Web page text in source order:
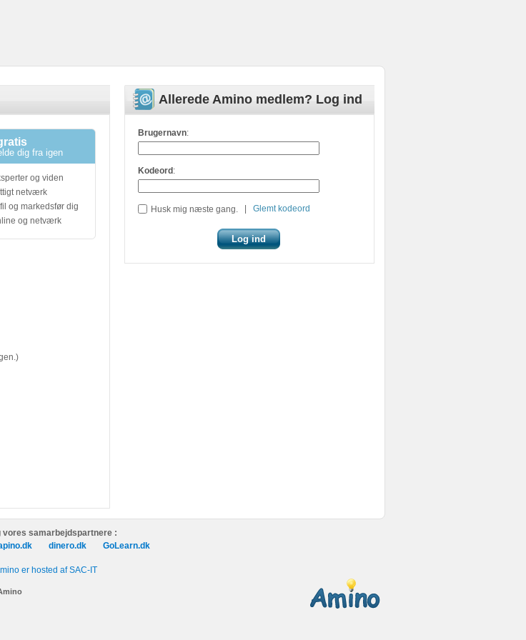
Allerede Amino medlem? Log ind
Brugernavn:
Kodeord :
Husk mig næste gang. Glemt kodeord
dig fra igen
og viden
netværk
og markedsfør dig
og netværk
vores samarbejdspartnere :
dinero.dk GoLearn.dk
er hosted af SAC-IT